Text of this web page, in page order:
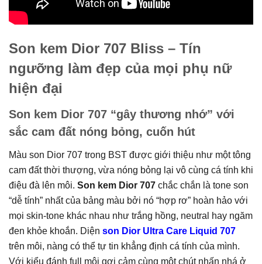
Son kem Dior 707 Bliss – Tín
ngưỡng làm đẹp của mọi phụ nữ
hiện đại
Son kem Dior 707 “gây thương nhớ” với
sắc cam đất nóng bỏng, cuốn hút
Màu son Dior 707 trong BST được giới thiệu như một tông
cam đất thời thượng, vừa nóng bỏng lại vô cùng cá tính khi
điệu đà lên môi. Son kem Dior 707 chắc chắn là tone son
“dễ tính” nhất của bảng màu bởi nó “hợp rơ” hoàn hảo với
mọi skin-tone khác nhau như trắng hồng, neutral hay ngăm
đen khỏe khoắn. Diện son Dior Ultra Care Liquid 707
trên môi, nàng có thể tự tin khẳng định cá tính của mình.
Với kiểu đánh full môi gợi cảm cùng một chút nhấn nhá ở